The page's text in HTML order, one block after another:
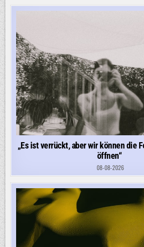
„Es ist verrückt, aber wir können die
öffnen“
08-08-2026